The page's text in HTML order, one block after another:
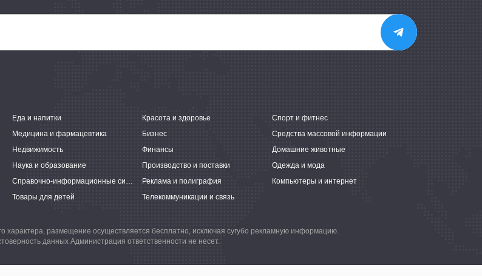
Еда и напитки Красота и здоровье
Спорт и фитнес
Медицина и фармацевтика Бизнес
Средства массовой информации
Недвижимость Финансы
Домашние животные
Наука и образование Производство и поставки
Одежда и мода
Справочно-информационные системы Реклама и полиграфия
Компьютеры и интернет
Товары для детей Телекоммуникации и связь
характера, размещение осуществляется бесплатно, исключая сугубо рекламную информацию.
данных Администрация ответственности не несет.